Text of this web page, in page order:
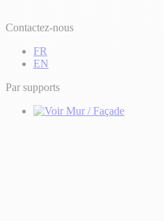
Contactez-nous
FR
EN
Par supports